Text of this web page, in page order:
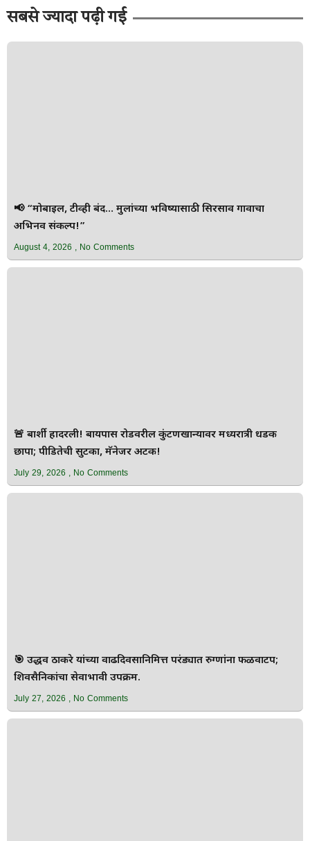
सबसे ज्यादा पढ़ी गई
📢 “मोबाईल, टीव्ही बंद… मुलांच्या भविष्यासाठी सिरसाव गावाचा
अभिनव संकल्प!”
August 4, 2026 No Comments
🚨 बार्शी हादरली! बायपास रोडवरील कुंटणखान्यावर मध्यरात्री धडक
छापा; पीडितेची सुटका, मॅनेजर अटक!
July 29, 2026 No Comments
🎯 उद्धव ठाकरे यांच्या वाढदिवसानिमित्त परंड्यात रुग्णांना फळवाटप;
शिवसैनिकांचा सेवाभावी उपक्रम.
July 27, 2026 No Comments